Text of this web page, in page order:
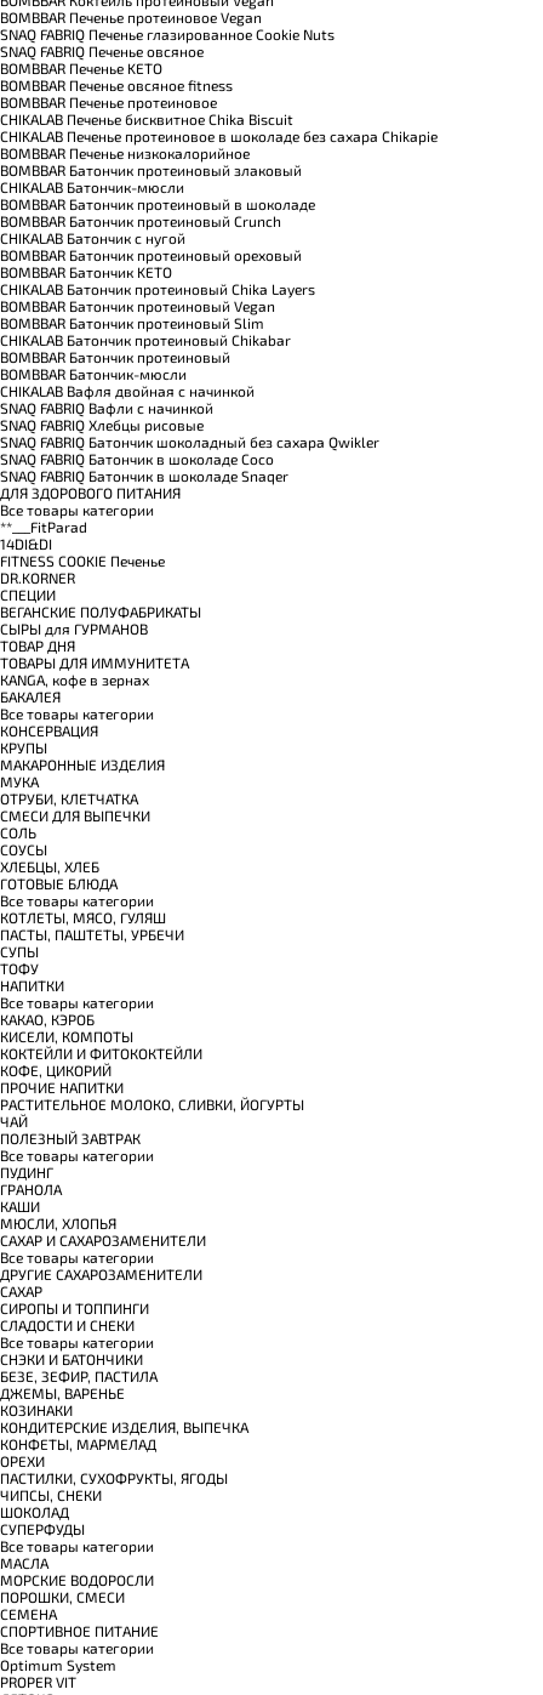
BOMBBAR Печенье протеиновое Vegan
SNAQ FABRIQ Печенье глазированное Cookie Nuts
SNAQ FABRIQ Печенье овсяное
BOMBBAR Печенье KETO
BOMBBAR Печенье овсяное fitness
BOMBBAR Печенье протеиновое
CHIKALAB Печенье бисквитное Chika Biscuit
CHIKALAB Печенье протеиновое в шоколаде без сахара Chikapie
BOMBBAR Печенье низкокалорийное
BOMBBAR Батончик протеиновый злаковый
CHIKALAB Батончик-мюсли
BOMBBAR Батончик протеиновый в шоколаде
BOMBBAR Батончик протеиновый Crunch
CHIKALAB Батончик с нугой
BOMBBAR Батончик протеиновый ореховый
BOMBBAR Батончик KETO
CHIKALAB Батончик протеиновый Chika Layers
BOMBBAR Батончик протеиновый Vegan
BOMBBAR Батончик протеиновый Slim
CHIKALAB Батончик протеиновый Chikabar
BOMBBAR Батончик протеиновый
BOMBBAR Батончик-мюсли
CHIKALAB Вафля двойная с начинкой
SNAQ FABRIQ Вафли с начинкой
SNAQ FABRIQ Хлебцы рисовые
SNAQ FABRIQ Батончик шоколадный без сахара Qwikler
SNAQ FABRIQ Батончик в шоколаде Coco
SNAQ FABRIQ Батончик в шоколаде Snaqer
ДЛЯ ЗДОРОВОГО ПИТАНИЯ
Все товары категории
**___FitParad
14DI&DI
FITNESS COOKIE Печенье
DR.KORNER
СПЕЦИИ
ВЕГАНСКИЕ ПОЛУФАБРИКАТЫ
СЫРЫ для ГУРМАНОВ
TОВАР ДНЯ
TОВАРЫ ДЛЯ ИММУНИТЕТА
КANGA, кофе в зернах
БАКАЛЕЯ
Все товары категории
КОНСЕРВАЦИЯ
КРУПЫ
МАКАРОННЫЕ ИЗДЕЛИЯ
МУКА
ОТРУБИ, КЛЕТЧАТКА
СМЕСИ ДЛЯ ВЫПЕЧКИ
СОЛЬ
СОУСЫ
ХЛЕБЦЫ, ХЛЕБ
ГОТОВЫЕ БЛЮДА
Все товары категории
КОТЛЕТЫ, МЯСО, ГУЛЯШ
ПАСТЫ, ПАШТЕТЫ, УРБЕЧИ
СУПЫ
ТОФУ
НАПИТКИ
Все товары категории
КАКАО, КЭРОБ
КИСЕЛИ, КОМПОТЫ
КОКТЕЙЛИ И ФИТОКОКТЕЙЛИ
КОФЕ, ЦИКОРИЙ
ПРОЧИЕ НАПИТКИ
РАСТИТЕЛЬНОЕ МОЛОКО, СЛИВКИ, ЙОГУРТЫ
ЧАЙ
ПОЛЕЗНЫЙ ЗАВТРАК
Все товары категории
ПУДИНГ
ГРАНОЛА
КАШИ
МЮСЛИ, ХЛОПЬЯ
САХАР И САХАРОЗАМЕНИТЕЛИ
Все товары категории
ДРУГИЕ САХАРОЗАМЕНИТЕЛИ
САХАР
СИРОПЫ И ТОППИНГИ
СЛАДОСТИ И СНЕКИ
Все товары категории
СНЭКИ И БАТОНЧИКИ
БЕЗЕ, ЗЕФИР, ПАСТИЛА
ДЖЕМЫ, ВАРЕНЬЕ
КОЗИНАКИ
КОНДИТЕРСКИЕ ИЗДЕЛИЯ, ВЫПЕЧКА
КОНФЕТЫ, МАРМЕЛАД
ОРЕХИ
ПАСТИЛКИ, СУХОФРУКТЫ, ЯГОДЫ
ЧИПСЫ, СНЕКИ
ШОКОЛАД
СУПЕРФУДЫ
Все товары категории
МАСЛА
МОРСКИЕ ВОДОРОСЛИ
ПОРОШКИ, СМЕСИ
СЕМЕНА
СПОРТИВНОЕ ПИТАНИЕ
Все товары категории
Optimum System
PROPER VIT